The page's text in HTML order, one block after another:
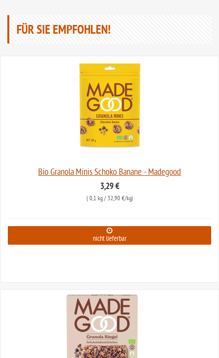
FÜR SIE EMPFOHLEN!
Bio Granola Minis Schoko Banane - Madegood
3,29 €
( 0,1 kg/ 32,90 €/kg)
nicht lieferbar